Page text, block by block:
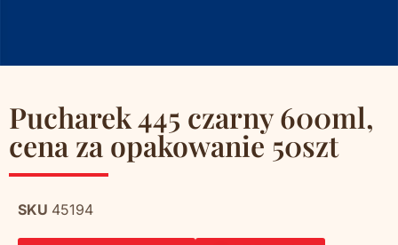
Pucharek 445 czarny 600ml,
cena za opakowanie 50szt
SKU 45194